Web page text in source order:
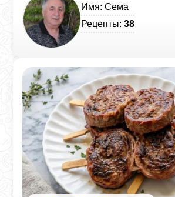
Имя: Сема
Рецепты:38